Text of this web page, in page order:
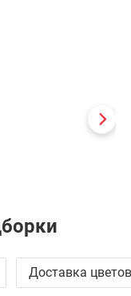
Доставка